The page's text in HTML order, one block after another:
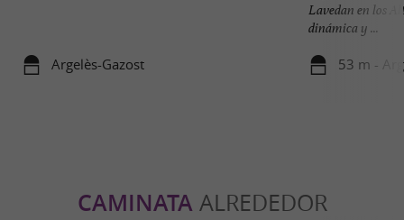
Argelès-Gazost
Lavedan en los
dinámica y ...
53 m -
CAMINATAALREDEDOR